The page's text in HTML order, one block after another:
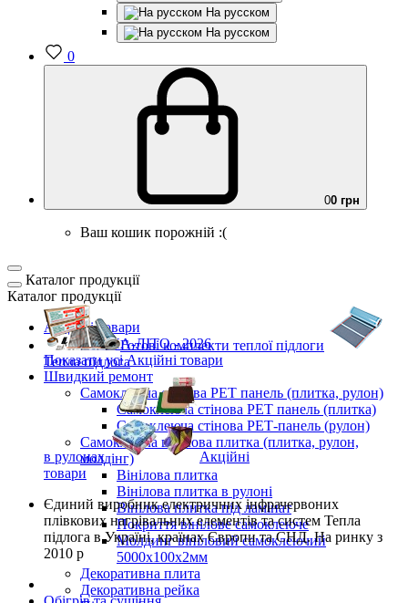
На русском
На русском
0
00 грн
Ваш кошик порожній :(
Каталог продукції
Каталог продукції
Акційні товари
ВЕСНА-ЛІТО - 2026
Показати усі Акційні товари
Швидкий ремонт
Самоклеюча стінова PET панель (плитка, рулон)
Самоклеюча стінова PET панель (плитка)
Самоклеюча стінова РЕТ-панель (рулон)
Самоклеюча вінілова плитка (плитка, рулон,
молдінг)
Вінілова плитка
Вінілова плитка в рулоні
Вінілова плитка під ламінат
Покриття вінілове самоклеюче
Молдинг вініловий самоклеючий
5000х100х2мм
Декоративна плита
Декоративна рейка
Готові комплекти теплої підлоги
Тепла підлога
в рулонах
Акційні
товари
Єдиний виробникелектричних інфрачервоних
плівкових нагрівальних елементів та систем Тепла
підлога в Україні, країнах Європи та СНД.На ринку з
2010 р